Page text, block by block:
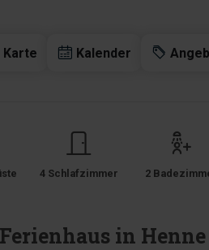
Karte Kalender
4 Schlafzimmer 2
in